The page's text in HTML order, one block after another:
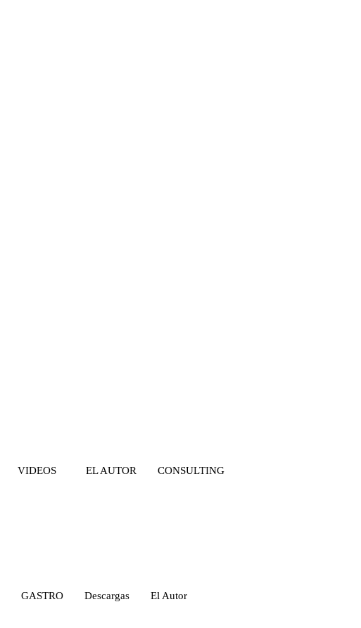
VIDEOS EL AUTOR CONSULTING
GASTRO Descargas El Autor